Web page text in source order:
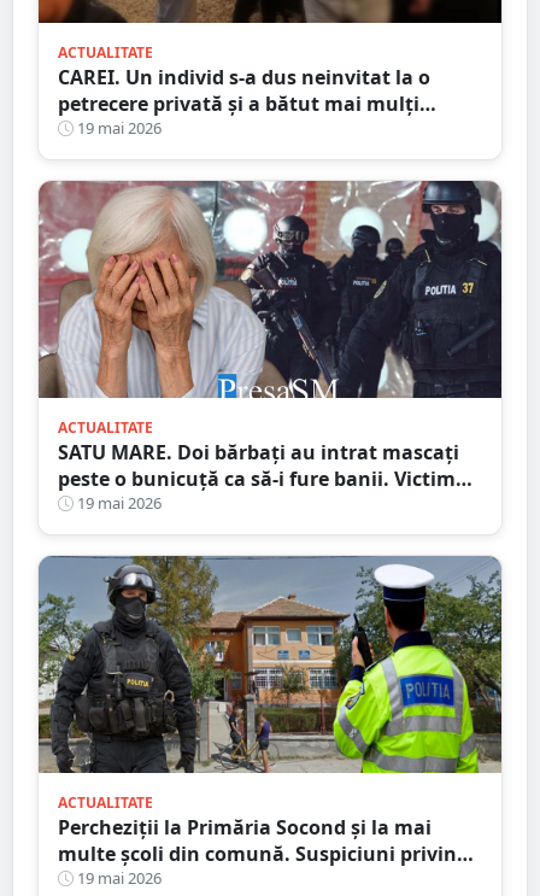
ACTUALITATE
CAREI. Un individ s-a dus neinvitat la o
petrecere privată și a bătut mai mulți
tineri, pe bandă rulantă
19 mai 2026
ACTUALITATE
SATU MARE. Doi bărbați au intrat mascați
peste o bunicuță ca să-i fure banii. Victima
i-a pus pe fugă!
19 mai 2026
ACTUALITATE
Percheziții la Primăria Socond și la mai
multe școli din comună. Suspiciuni privind
fondurile pentru masa caldă și ajutoarele
19 mai 2026